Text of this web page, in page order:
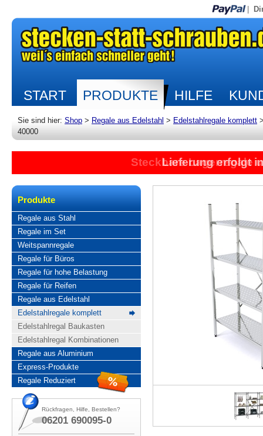
START PRODUKTE HILFE
Sie sind hier: Shop > Regale aus Edelstahl > Edelstahlregale komplett
40000
Steckbare Lagerregale
Lieferung erfolgt
Produkte
Regale aus Stahl
Regale im Set
Weitspannregale
Regale für Büros
Regale für hohe Belastung
Regale für Reifen
Regale aus Edelstahl
Edelstahlregale komplett
Edelstahlregal Baukasten
Edelstahlregal Kombinationen
Regale aus Aluminium
Express-Produkte
Regale Reduziert
Rückfragen, Hilfe, Bestellen?
06201 690095-0